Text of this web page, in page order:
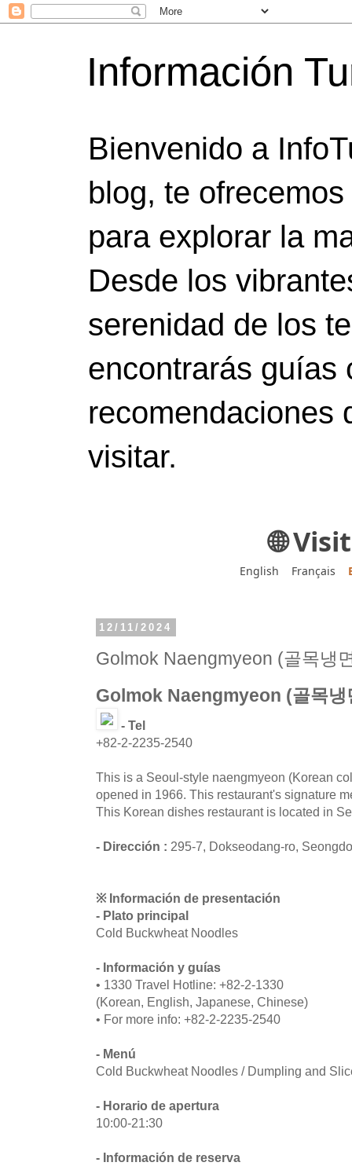
Información
Bienvenido a
blog, te
para explorar la
Desde los
serenidad de los
encontrarás guías
recomendaciones
visitar.
🌐
English Français
12/11/2024
Golmok Naengmyeon (골목냉
Golmok Naengmyeon (골목냉
- Tel
+82-2-2235-2540
This is a Seoul-style naengmyeon (Korean
opened in 1966. This restaurant's signature
This Korean dishes restaurant is located in
- Dirección : 295-7, Dokseodang-ro,
※ Información de presentación
- Plato principal
Cold Buckwheat Noodles
- Información y guías
• 1330 Travel Hotline: +82-2-1330
(Korean, English, Japanese, Chinese)
• For more info: +82-2-2235-2540
- Menú
Cold Buckwheat Noodles / Dumpling and
- Horario de apertura
10:00-21:30
- Información de reserva